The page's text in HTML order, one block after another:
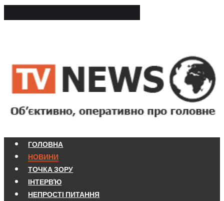
ГОЛОВНА
НОВИНИ
ТОЧКА ЗОРУ
ІНТЕРВ'Ю
НЕПРОСТІ ПИТАННЯ